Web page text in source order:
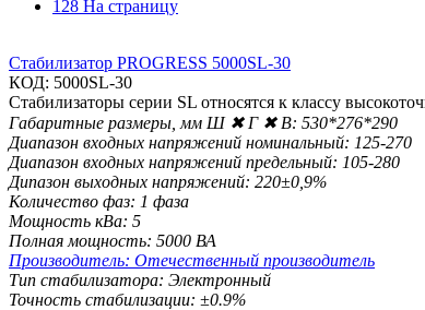
128 На страницу
Стабилизатор PROGRESS 5000SL-30
КОД: 5000SL-30
Стабилизаторы серии SL относятся к класcу
Габаритные размеры, мм Ш ✖ Г ✖ В: 530*276*290
Диапазон входных напряжений номинальный: 125-270
Диапазон входных напряжений предельный: 105-280
Дипазон выходных напряжений: 220±0,9%
Количество фаз: 1 фаза
Мощность кВа: 5
Полная мощность: 5000 ВА
Производитель: Отечественный производитель
Тип стабилизатора: Электронный
Точность стабилизации: ±0.9%